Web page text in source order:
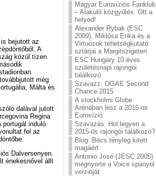
bejutott az
A
közül tízen
még
Málta és
dalával jutott
Regina
portugál induló
fel az
Dalversenyen.
énekesnővel állt
Magyar Eurovíziós Fanklub
– Alakuló közgyűlés: Ott a
helyed!
Alexander Rybak (ESC
2009), Miklósa Erika és a
Virtuózok tehetségkutató
sztárjai a Margitszigeten
ESC Hungary 10 éves
születésnapi rajongói
találkozó
Szavazz: OGAE Second
Chance 2015
A stockholmi Globe
Arénában lesz a 2016-os
Eurovízió
Szavazás: Hol legyen a
2015-ös rajongói találkozó?
Blog: Bécs tényleg kitett
magáért
Antonio José (JESC 2005)
megnyerte a Voice spanyol
verzióját